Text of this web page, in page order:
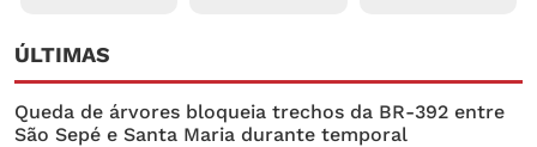
ÚLTIMAS
Queda de árvores bloqueia trechos da BR-392 entre
São Sepé e Santa Maria durante temporal